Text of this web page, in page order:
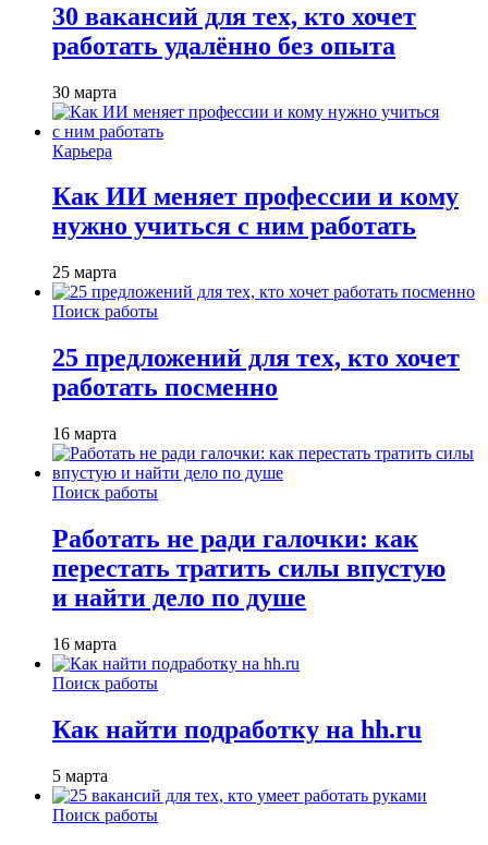
30 вакансий для тех, кто хочет
работать удалённо без опыта
30 марта
Карьера
Как ИИ меняет профессии и кому
нужно учиться с ним работать
25 марта
Поиск работы
25 предложений для тех, кто хочет
работать посменно
16 марта
Поиск работы
Работать не ради галочки: как
перестать тратить силы впустую
и найти дело по душе
16 марта
Поиск работы
Как найти подработку на hh.ru
5 марта
Поиск работы